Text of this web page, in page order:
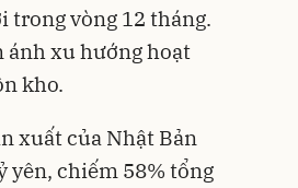
trong vòng 12 tháng.
ánh xu hướng hoạt
kho.
xuất của Nhật Bản
yên, chiếm 58% tổng